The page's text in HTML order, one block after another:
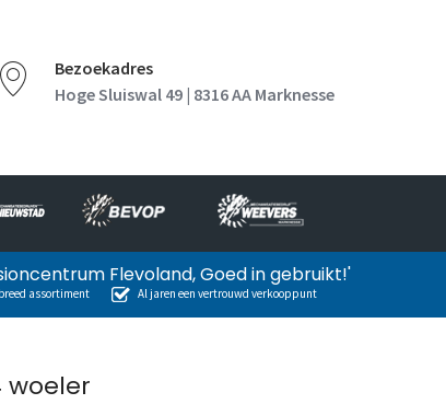
Bezoekadres
Hoge Sluiswal 49 | 8316 AA Marknesse
Flevoland, Goed in gebruikt!'
assortiment Al jaren een vertrouwd verkooppunt
woeler